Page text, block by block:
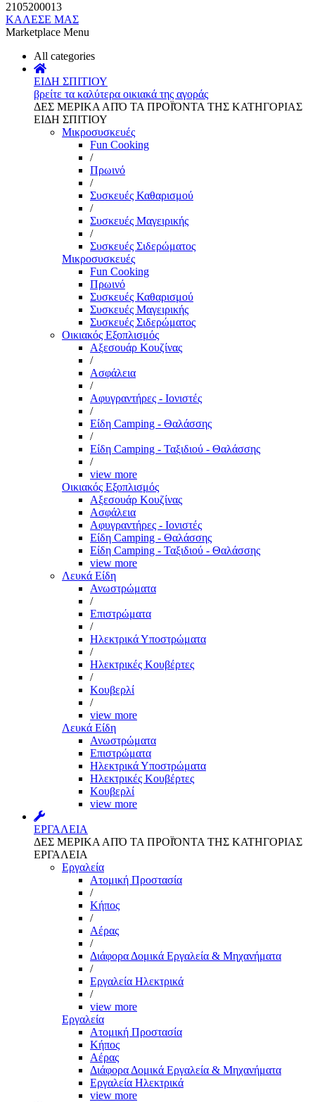
2105200013
ΚΑΛΕΣΕ ΜΑΣ
Marketplace Menu
All categories
ΕΙΔΗ ΣΠΙΤΙΟΥ
βρείτε τα καλύτερα οικιακά της αγοράς
ΔΕΣ ΜΕΡΙΚΑ ΑΠΌ ΤΑ ΠΡΟΪΌΝΤΑ ΤΗΣ ΚΑΤΗΓΟΡΙΑΣ
ΕΙΔΗ ΣΠΙΤΙΟΥ
Μικροσυσκευές
Fun Cooking
/
Πρωινό
/
Συσκευές Καθαρισμού
/
Συσκευές Μαγειρικής
/
Συσκευές Σιδερώματος
Μικροσυσκευές
Fun Cooking
Πρωινό
Συσκευές Καθαρισμού
Συσκευές Μαγειρικής
Συσκευές Σιδερώματος
Οικιακός Εξοπλισμός
Αξεσουάρ Κουζίνας
/
Ασφάλεια
/
Αφυγραντήρες - Ιονιστές
/
Είδη Camping - Θαλάσσης
/
Είδη Camping - Ταξιδιού - Θαλάσσης
/
view more
Οικιακός Εξοπλισμός
Αξεσουάρ Κουζίνας
Ασφάλεια
Αφυγραντήρες - Ιονιστές
Είδη Camping - Θαλάσσης
Είδη Camping - Ταξιδιού - Θαλάσσης
view more
Λευκά Είδη
Ανωστρώματα
/
Επιστρώματα
/
Ηλεκτρικά Υποστρώματα
/
Ηλεκτρικές Κουβέρτες
/
Κουβερλί
/
view more
Λευκά Είδη
Ανωστρώματα
Επιστρώματα
Ηλεκτρικά Υποστρώματα
Ηλεκτρικές Κουβέρτες
Κουβερλί
view more
ΕΡΓΑΛΕΙΑ
ΔΕΣ ΜΕΡΙΚΑ ΑΠΌ ΤΑ ΠΡΟΪΌΝΤΑ ΤΗΣ ΚΑΤΗΓΟΡΙΑΣ
ΕΡΓΑΛΕΙΑ
Εργαλεία
Aτομική Προστασία
/
Kήπος
/
Αέρας
/
Διάφορα Δομικά Εργαλεία & Μηχανήματα
/
Εργαλεία Ηλεκτρικά
/
view more
Εργαλεία
Aτομική Προστασία
Kήπος
Αέρας
Διάφορα Δομικά Εργαλεία & Μηχανήματα
Εργαλεία Ηλεκτρικά
view more